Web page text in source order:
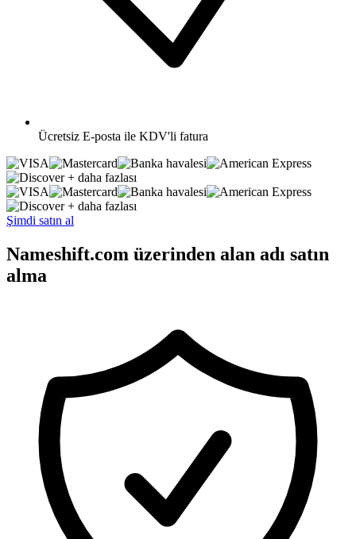
Ücretsiz E-posta ile KDV'li fatura
+ daha fazlası
+ daha fazlası
Şimdi satın al
Nameshift.com üzerinden alan adı satın
alma